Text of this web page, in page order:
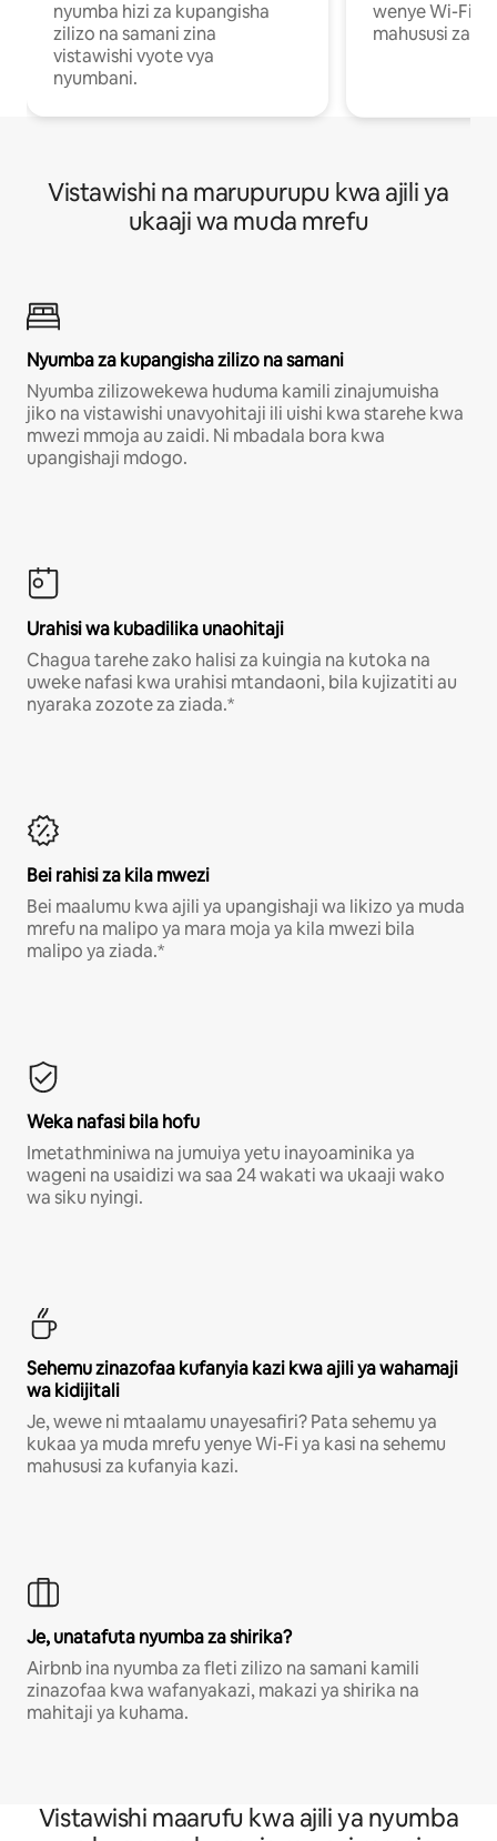
nyumba hizi za kupangisha
zilizo na samani zina
vistawishi vyote vya
nyumbani.
wenye Wi-Fi
mahususi za
Vistawishi na marupurupu kwa ajili ya
ukaaji wa muda mrefu
Nyumba za kupangisha zilizo na samani
Nyumba zilizowekewa huduma kamili zinajumuisha
jiko na vistawishi unavyohitaji ili uishi kwa starehe kwa
mwezi mmoja au zaidi. Ni mbadala bora kwa
upangishaji mdogo.
Urahisi wa kubadilika unaohitaji
Chagua tarehe zako halisi za kuingia na kutoka na
uweke nafasi kwa urahisi mtandaoni, bila kujizatiti au
nyaraka zozote za ziada.*
Bei rahisi za kila mwezi
Bei maalumu kwa ajili ya upangishaji wa likizo ya muda
mrefu na malipo ya mara moja ya kila mwezi bila
malipo ya ziada.*
Weka nafasi bila hofu
Imetathminiwa na jumuiya yetu inayoaminika ya
wageni na usaidizi wa saa 24 wakati wa ukaaji wako
wa siku nyingi.
Sehemu zinazofaa kufanyia kazi kwa ajili ya wahamaji
wa kidijitali
Je, wewe ni mtaalamu unayesafiri? Pata sehemu ya
kukaa ya muda mrefu yenye Wi-Fi ya kasi na sehemu
mahususi za kufanyia kazi.
Je, unatafuta nyumba za shirika?
Airbnb ina nyumba za fleti zilizo na samani kamili
zinazofaa kwa wafanyakazi, makazi ya shirika na
mahitaji ya kuhama.
Vistawishi maarufu kwa ajili ya nyumba